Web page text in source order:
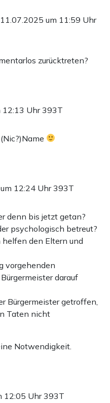
11.07.2025 um 11:59 Uhr
zurücktreten?
12:13 Uhr393T
12:24 Uhr393T
denn bis jetzt getan?
psychologisch betreut?
den Eltern und
vorgehenden
darauf
Bürgermeister getroffen,
Taten nicht
Notwendigkeit.
12:05 Uhr393T